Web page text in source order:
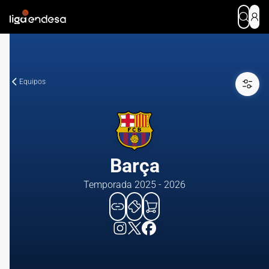
Equipos
Barça
Temporada 2025 - 2026